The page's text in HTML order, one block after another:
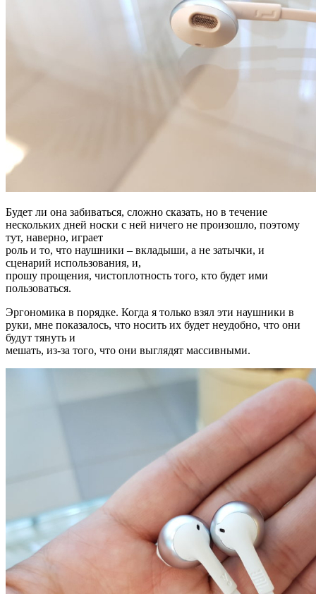
Будет ли она забиваться, сложно сказать, но в течение
нескольких дней носки с ней ничего не произошло, поэтому
тут, наверно, играет
роль и то, что наушники – вкладыши, а не затычки, и
сценарий использования, и,
прошу прощения, чистоплотность того, кто будет ими
пользоваться.
Эргономика в порядке. Когда я только взял эти наушники в
руки, мне показалось, что носить их будет неудобно, что они
будут тянуть и
мешать, из-за того, что они выглядят массивными.